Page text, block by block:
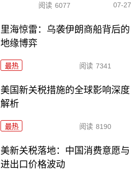
阅读 6077 07-27
里海惊雷：乌袭伊朗商船背后的
地缘博弈
最热 阅读 7341
美国新关税措施的全球影响深度
解析
最热 阅读 8190
美新关税落地：中国消费意愿与
进出口价格波动